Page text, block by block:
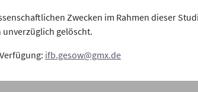
Zwecken im Rahmen dieser
gelöscht.
ifb.gesow@gmx.de